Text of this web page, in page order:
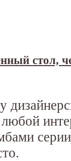
стол,